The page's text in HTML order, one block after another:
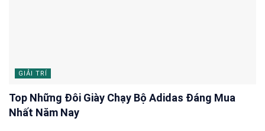
GIẢI TRÍ
Top Những Đôi Giày Chạy Bộ Adidas Đáng Mua
Nhất Năm Nay